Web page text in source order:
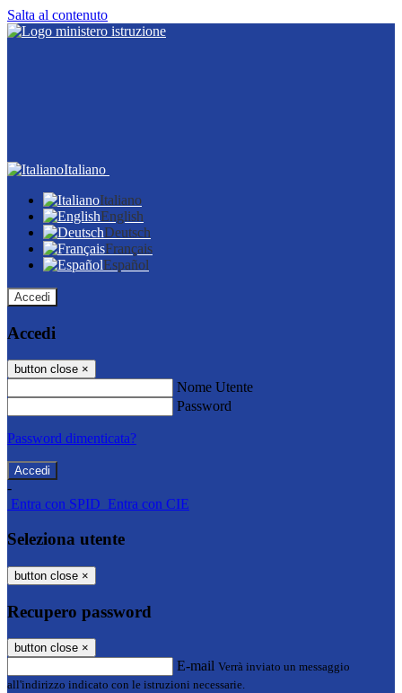
Salta al contenuto
Italiano
Italiano
English
Deutsch
Français
Español
Accedi
Accedi
button close ×
Nome Utente
Password
Password dimenticata?
-
Entra con SPID Entra con CIE
Seleziona utente
button close ×
Recupero password
button close ×
E-mail Verrà inviato un messaggio
all'indirizzo indicato con le istruzioni necessarie.